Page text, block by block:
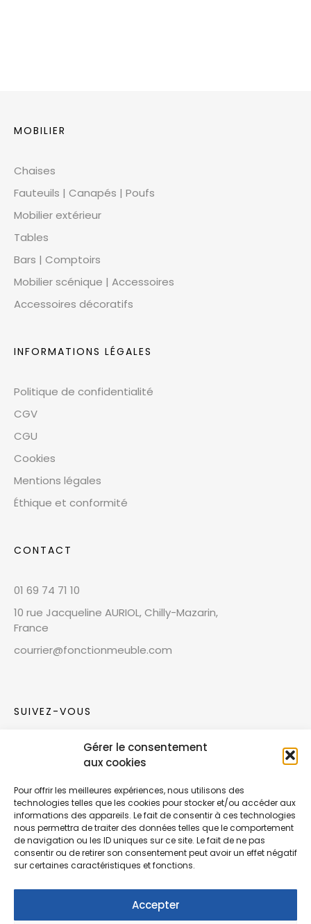
Gérer le consentement
aux cookies
Pour offrir les meilleures expériences, nous utilisons des
technologies telles que les cookies pour stocker et/ou accéder aux
informations des appareils. Le fait de consentir à ces technologies
nous permettra de traiter des données telles que le comportement
de navigation ou les ID uniques sur ce site. Le fait de ne pas
consentir ou de retirer son consentement peut avoir un effet négatif
sur certaines caractéristiques et fonctions.
Accepter
MOBILIER
Chaises
Fauteuils | Canapés | Poufs
Mobilier extérieur
Tables
Bars | Comptoirs
Mobilier scénique | Accessoires
Accessoires décoratifs
INFORMATIONS LÉGALES
Politique de confidentialité
CGV
CGU
Cookies
Mentions légales
Éthique et conformité
CONTACT
01 69 74 71 10
10 rue Jacqueline AURIOL, Chilly-Mazarin,
France
courrier@fonctionmeuble.com
SUIVEZ-VOUS
Rejoignez notre communauté sur les réseaux
Nouvelles collections, vie de l’équipe ou
inspirations : soyez informés de nos dernières
actualités.